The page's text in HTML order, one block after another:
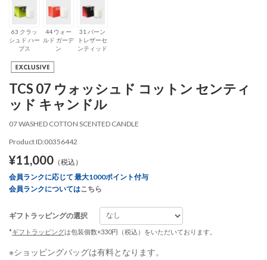
63 クラッ
シュド ハー
ブス
44 ウォー
ルド ガーデ
ン
31 バーン
トレザーセ
ンティッド
TCS 07 ウォッシュド コットン センティ
ッド キャンドル
07 WASHED COTTON SCENTED CANDLE
Product ID:00356442
¥11,000 （税込）
会員ランクに応じて 最大1000ポイント付与
会員ランクについてはこちら
ギフトラッピングの選択
*ギフトラッピングは包装個数×330円（税込）をいただいております。
※ショッピングバッグは有料となります。